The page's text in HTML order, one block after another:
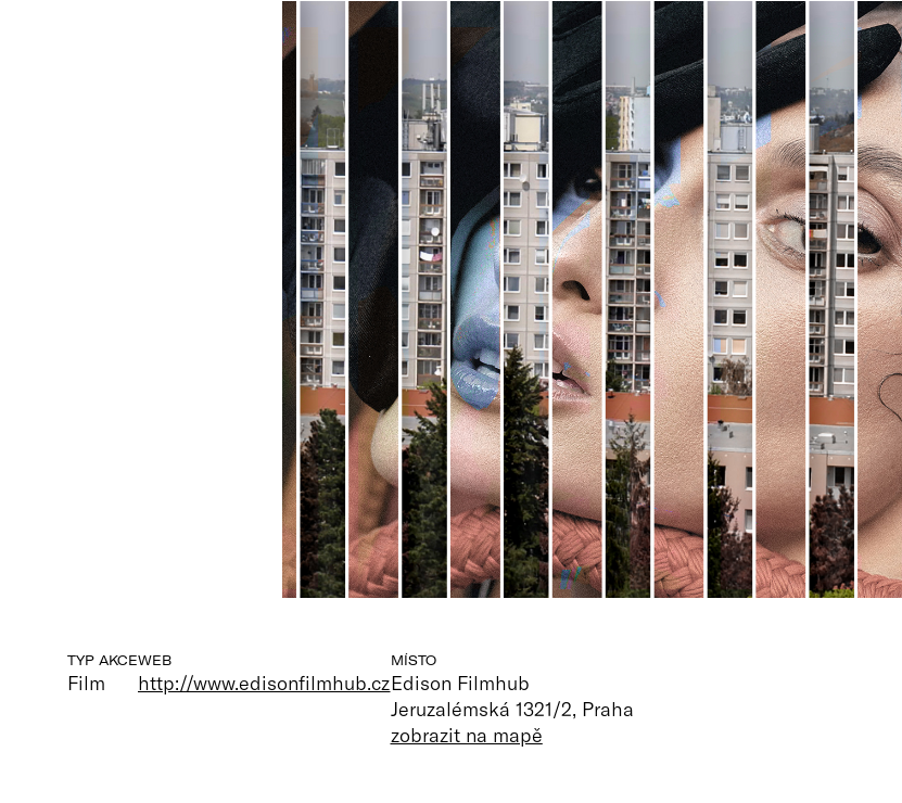
TYP AKCE
Film
WEB
http://www.edisonfilmhub.cz
MÍSTO
Edison Filmhub
Jeruzalémská 1321/2, Praha
zobrazit na mapě